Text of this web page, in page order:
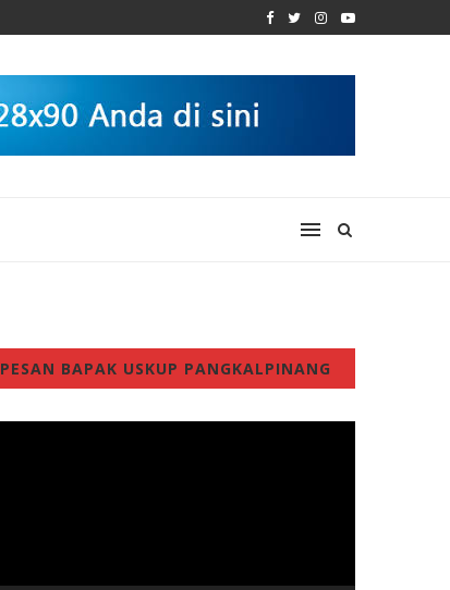
PESAN BAPAK USKUP PANGKALPINANG